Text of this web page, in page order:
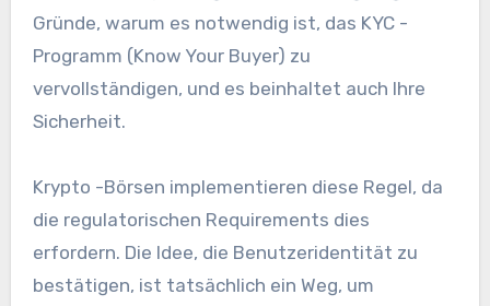
Gründe, warum es notwendig ist, das KYC -
Programm (Know Your Buyer) zu
vervollständigen, und es beinhaltet auch Ihre
Sicherheit.
Krypto -Börsen implementieren diese Regel, da
die regulatorischen Requirements dies
erfordern. Die Idee, die Benutzeridentität zu
bestätigen, ist tatsächlich ein Weg, um